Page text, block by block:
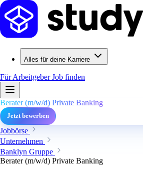
Alles für deine Karriere
Für ArbeitgeberJob finden
Berater (m/w/d) Private Banking
Jetzt bewerben
Jobbörse
Unternehmen
Banklyn Gruppe
Berater (m/w/d) Private Banking